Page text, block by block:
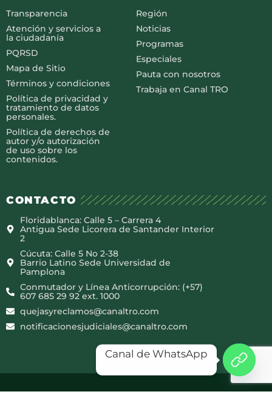
Transparencia
Atención y servicios a
la ciudadanía
PQRSD
Mapa de Sitio
Términos y condiciones
Política de privacidad y
tratamiento de datos
personales.
Política de derechos de
autor y/o autorización
de uso sobre los
contenidos.
Región
Noticias
Programas
Especiales
Pauta con nosotros
Trabaja en Canal TRO
CONTACTO
Floridablanca: Calle 5 – Carrera 4
Antigua Sede Licorera de Santander Interior
2
Cúcuta: Calle 5 No 2-38
Barrio Latino Sede Universidad de
Pamplona
Conmutador y Línea Anticorrupción: (+57)
607 685 29 92 ext. 1000
quejasyreclamos@canaltro.com
notificacionesjudiciales@canaltro.com
Canal de WhatsApp